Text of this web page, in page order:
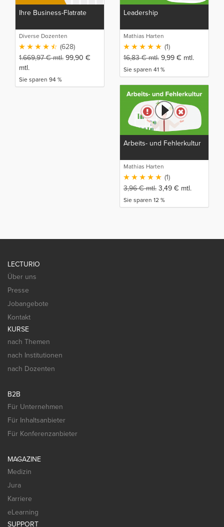
Ihre Business-Flatrate
Diverse Dozenten
(628)
1.669,97€mtl. 99,90 €
mtl.
Sie sparen 94 %
Leadership
Mathias Harten
(1)
16,83€mtl. 9,99 € mtl.
Sie sparen 41 %
Arbeits- und Fehlerkultur
Mathias Harten
(1)
3,96€mtl. 3,49 € mtl.
Sie sparen 12 %
LECTURIO
Über uns
Presse
Jobangebote
Kontakt
KURSE
nach Themen
nach Institutionen
nach Dozenten
B2B
Für Unternehmen
Für Inhaltsanbieter
Für Konferenzanbieter
MAGAZINE
Medizin
Jura
Karriere
eLearning
SUPPORT